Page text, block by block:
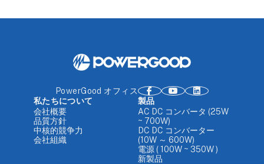
PowerGood オフィス
私たちについて
会社概要
品質方針
中核的競争力
会社組織
製品
AC DC コンバータ (25W
~ 700W)
DC DC コンバーター
(10W ～ 600W)
電源 ( 100W ~ 350W )
新製品